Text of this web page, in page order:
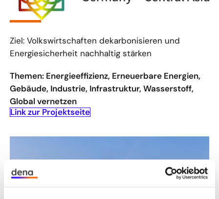
Ziel: Volkswirtschaften dekarbonisieren und
Energiesicherheit nachhaltig stärken
Themen: Energieeffizienz, Erneuerbare Energien,
Gebäude, Industrie, Infrastruktur, Wasserstoff,
Global vernetzen
Link zur Projektseite